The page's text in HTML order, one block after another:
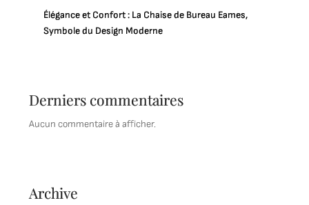
Élégance et Confort : La Chaise de Bureau Eames,
Symbole du Design Moderne
Derniers commentaires
Aucun commentaire à afficher.
Archive